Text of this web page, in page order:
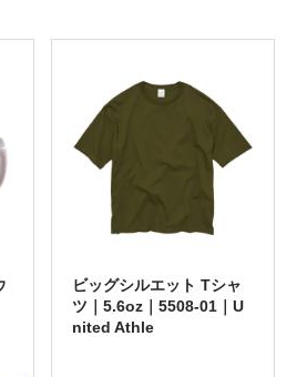
ビッグシルエット Tシャ
ツ｜5.6oz｜5508-01｜U
nited Athle